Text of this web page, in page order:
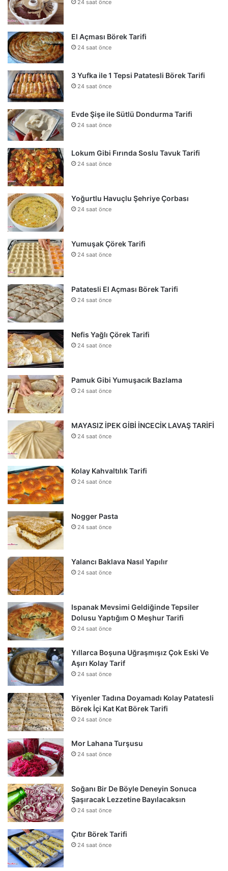
24 saat önce
El Açması Börek Tarifi
24 saat önce
3 Yufka ile 1 Tepsi Patatesli Börek Tarifi
24 saat önce
Evde Şişe ile Sütlü Dondurma Tarifi
24 saat önce
Lokum Gibi Fırında Soslu Tavuk Tarifi
24 saat önce
Yoğurtlu Havuçlu Şehriye Çorbası
24 saat önce
Yumuşak Çörek Tarifi
24 saat önce
Patatesli El Açması Börek Tarifi
24 saat önce
Nefis Yağlı Çörek Tarifi
24 saat önce
Pamuk Gibi Yumuşacık Bazlama
24 saat önce
MAYASIZ İPEK GİBİ İNCECİK LAVAŞ TARİFİ
24 saat önce
Kolay Kahvaltılık Tarifi
24 saat önce
Nogger Pasta
24 saat önce
Yalancı Baklava Nasıl Yapılır
24 saat önce
Ispanak Mevsimi Geldiğinde Tepsiler
Dolusu Yaptığım O Meşhur Tarifi
24 saat önce
Yıllarca Boşuna Uğraşmışız Çok Eski Ve
Aşırı Kolay Tarif
24 saat önce
Yiyenler Tadına Doyamadı Kolay Patatesli
Börek İçi Kat Kat Börek Tarifi
24 saat önce
Mor Lahana Turşusu
24 saat önce
Soğanı Bir De Böyle Deneyin Sonuca
Şaşıracak Lezzetine Bayılacaksın
24 saat önce
Çıtır Börek Tarifi
24 saat önce